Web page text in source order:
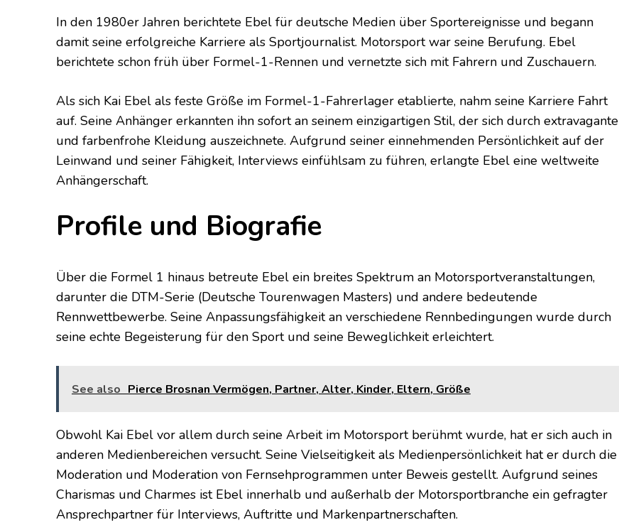
In den 1980er Jahren berichtete Ebel für deutsche Medien über Sportereignisse und begann
damit seine erfolgreiche Karriere als Sportjournalist. Motorsport war seine Berufung. Ebel
berichtete schon früh über Formel-1-Rennen und vernetzte sich mit Fahrern und Zuschauern.
Als sich Kai Ebel als feste Größe im Formel-1-Fahrerlager etablierte, nahm seine Karriere Fahrt
auf. Seine Anhänger erkannten ihn sofort an seinem einzigartigen Stil, der sich durch extravagante
und farbenfrohe Kleidung auszeichnete. Aufgrund seiner einnehmenden Persönlichkeit auf der
Leinwand und seiner Fähigkeit, Interviews einfühlsam zu führen, erlangte Ebel eine weltweite
Anhängerschaft.
Profile und Biografie
Über die Formel 1 hinaus betreute Ebel ein breites Spektrum an Motorsportveranstaltungen,
darunter die DTM-Serie (Deutsche Tourenwagen Masters) und andere bedeutende
Rennwettbewerbe. Seine Anpassungsfähigkeit an verschiedene Rennbedingungen wurde durch
seine echte Begeisterung für den Sport und seine Beweglichkeit erleichtert.
See also Pierce Brosnan Vermögen, Partner, Alter, Kinder, Eltern, Größe
Obwohl Kai Ebel vor allem durch seine Arbeit im Motorsport berühmt wurde, hat er sich auch in
anderen Medienbereichen versucht. Seine Vielseitigkeit als Medienpersönlichkeit hat er durch die
Moderation und Moderation von Fernsehprogrammen unter Beweis gestellt. Aufgrund seines
Charismas und Charmes ist Ebel innerhalb und außerhalb der Motorsportbranche ein gefragter
Ansprechpartner für Interviews, Auftritte und Markenpartnerschaften.